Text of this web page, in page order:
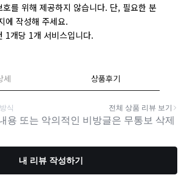
를 위해 제공하지 않습니다. 단, 필요한 분
에 작성해 주세요.
1개당 1개 서비스입니다.
세 상품후기